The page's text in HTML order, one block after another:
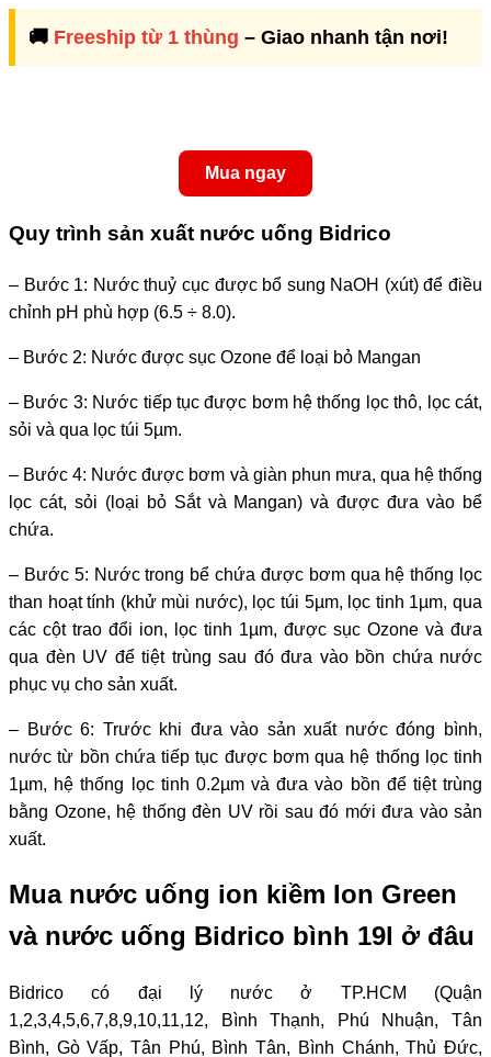
🚚 Freeship từ 1 thùng – Giao nhanh tận nơi!
Mua ngay
Quy trình sản xuất nước uống Bidrico
– Bước 1: Nước thuỷ cục được bổ sung NaOH (xút) để điều
chỉnh pH phù hợp (6.5 ÷ 8.0).
– Bước 2: Nước được sục Ozone để loại bỏ Mangan
– Bước 3: Nước tiếp tục được bơm hệ thống lọc thô, lọc cát,
sỏi và qua lọc túi 5µm.
– Bước 4: Nước được bơm và giàn phun mưa, qua hệ thống
lọc cát, sỏi (loại bỏ Sắt và Mangan) và được đưa vào bể
chứa.
– Bước 5: Nước trong bể chứa được bơm qua hệ thống lọc
than hoạt tính (khử mùi nước), lọc túi 5µm, lọc tinh 1µm, qua
các cột trao đổi ion, lọc tinh 1µm, được sục Ozone và đưa
qua đèn UV để tiệt trùng sau đó đưa vào bồn chứa nước
phục vụ cho sản xuất.
– Bước 6: Trước khi đưa vào sản xuất nước đóng bình,
nước từ bồn chứa tiếp tục được bơm qua hệ thống lọc tinh
1µm, hệ thống lọc tinh 0.2µm và đưa vào bồn để tiệt trùng
bằng Ozone, hệ thống đèn UV rồi sau đó mới đưa vào sản
xuất.
Mua nước uống ion kiềm Ion Green
và nước uống Bidrico bình 19l ở đâu
Bidrico có đại lý nước ở TP.HCM (Quận
1,2,3,4,5,6,7,8,9,10,11,12, Bình Thạnh, Phú Nhuận, Tân
Bình, Gò Vấp, Tân Phú, Bình Tân, Bình Chánh, Thủ Đức,